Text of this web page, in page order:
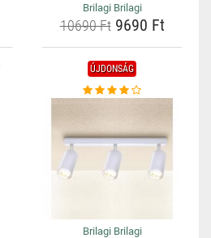
Brilagi Brilagi
10690 Ft9690 Ft
ÚJDONSÁG
Brilagi Brilagi